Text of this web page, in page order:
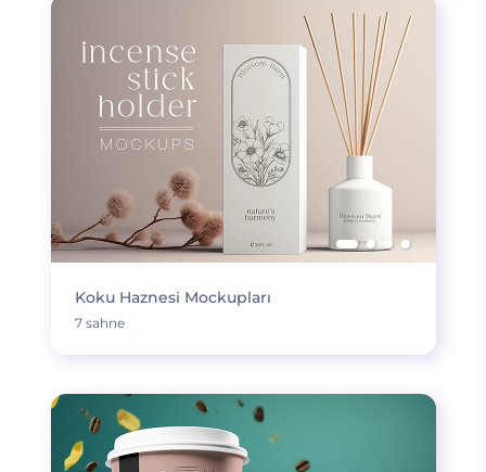
Koku Haznesi Mockupları
7 sahne